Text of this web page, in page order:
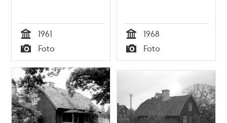
Tid
1961
Typ
Foto Tid
1968
Typ
Foto